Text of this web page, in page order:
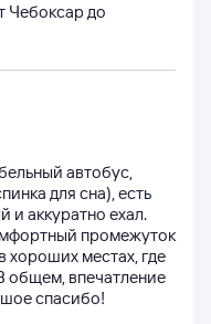
Чебоксар до
автобус,
для сна), есть
и аккуратно ехал.
промежуток
хороших местах, где
общем, впечатление
спасибо!